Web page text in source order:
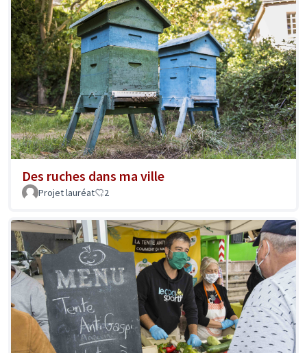
Des ruches dans ma ville
Projet lauréat 2